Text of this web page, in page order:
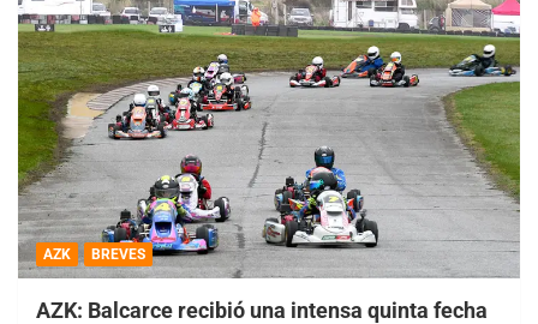
AZK BREVES
AZK: Balcarce recibió una intensa quinta fecha